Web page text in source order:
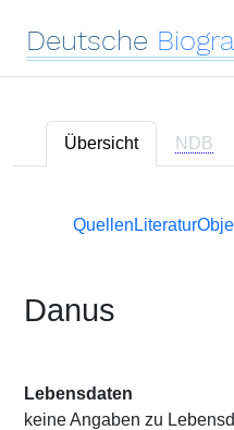
Deutsche
Übersicht NDB
Quellen Literatur
Danus
Lebensdaten
keine Angaben zu